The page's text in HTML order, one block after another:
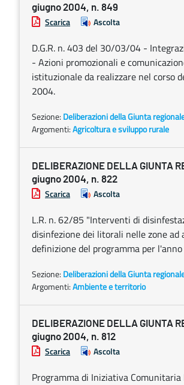
giugno 2004, n. 849
Scarica Ascolta
D.G.R. n. 403 del 30/03/04 -
- Azioni promozionali e
istituzionale da realizzare nel corso
2004.
Sezione: Deliberazioni della Giunta
Argomenti:Agricoltura e sviluppo rurale
DELIBERAZIONE DELLA GIUNTA
giugno 2004, n. 822
Scarica Ascolta
L.R. n. 62/85 "Interventi di
disinfezione dei litorali nelle zone ad
definizione del programma per
Sezione: Deliberazioni della Giunta
Argomenti:Ambiente e territorio
DELIBERAZIONE DELLA GIUNTA
giugno 2004, n. 812
Scarica Ascolta
Programma di Iniziativa